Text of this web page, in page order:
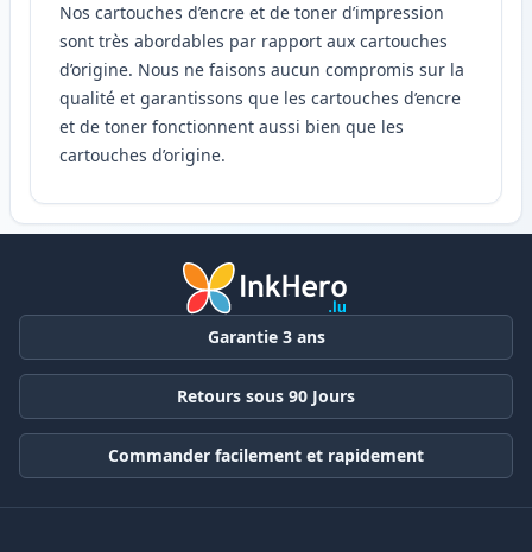
Nos cartouches d’encre et de toner d’impression
sont très abordables par rapport aux cartouches
d’origine. Nous ne faisons aucun compromis sur la
qualité et garantissons que les cartouches d’encre
et de toner fonctionnent aussi bien que les
cartouches d’origine.
Garantie 3 ans
Retours sous 90 Jours
Commander facilement et rapidement